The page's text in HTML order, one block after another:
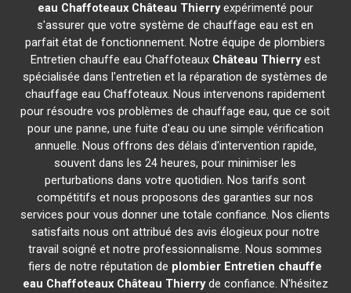
eau Chaffoteaux Château Thierryexpérimenté pour
s'assurer que votre système de chauffage eau est en
parfait état de fonctionnement. Notre équipe de plombiers
Entretien chauffe eau Chaffoteaux Château Thierryest
spécialisée dans l'entretien et la réparation de systèmes de
chauffage eau Chaffoteaux. Nous intervenons rapidement
pour résoudre vos problèmes de chauffage eau, que ce soit
pour une panne, une fuite d'eau ou une simple vérification
annuelle. Nous offrons des délais d'intervention rapide,
souvent dans les 24 heures, pour minimiser les
perturbations dans votre quotidien. Nos tarifs sont
compétitifs et nous proposons des garanties sur nos
services pour vous donner une totale confiance. Nos clients
satisfaits nous ont attribué des avis élogieux pour notre
travail soigné et notre professionnalisme. Nous sommes
fiers de notre réputation de plombier Entretien chauffe
eau Chaffoteaux Château Thierryde confiance. N'hésitez